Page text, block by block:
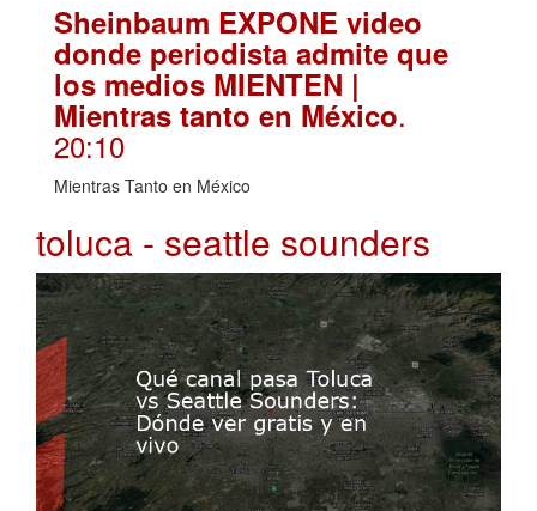
Sheinbaum EXPONE video
donde periodista admite que
los medios MIENTEN |
Mientras tanto en México.
20:10
Mientras Tanto en México
toluca - seattle sounders